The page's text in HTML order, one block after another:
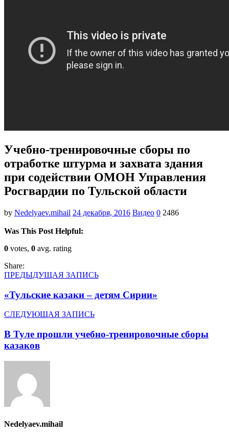
Учебно-тренировочные сборы по
отработке штурма и захвата здания
при содействии ОМОН Управления
Росгвардии по Тульской области
by Nedelyaev.mihail 24 декабря, 2016 Видео 0 2486
Was This Post Helpful:
0 votes, 0 avg. rating
Share:
ПРЕДЫДУЩАЯ ЗАПИСЬ
«Тульские казаки – детям Сирии»
СЛЕДУЮЩАЯ ЗАПИСЬ
В Туле прошли учебно-тренировочные сборы
казаков
Nedelyaev.mihail